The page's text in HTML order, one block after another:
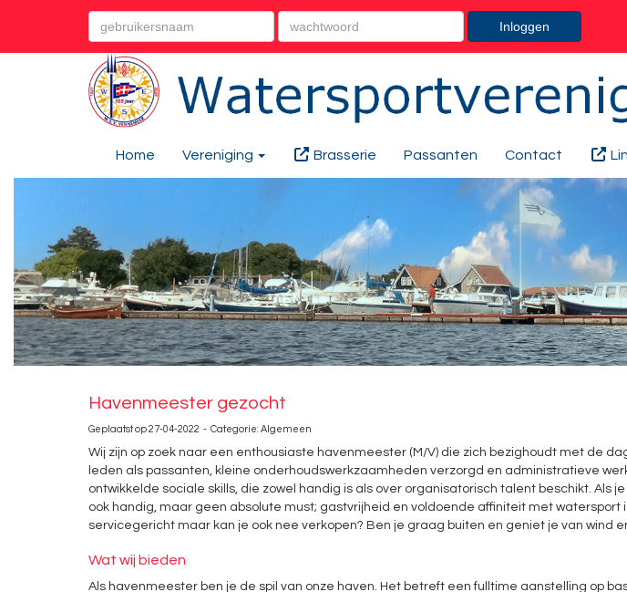
Inloggen
Home Vereniging Brasserie Passanten Contact
Havenmeester gezocht
Geplaatst op 27-04-2022 - Categorie: Algemeen
Wij zijn op zoek naar een enthousiaste havenmeester (M/V) die zich bezighoudt met de
leden als passanten, kleine onderhoudswerkzaamheden verzorgd en administratieve
ontwikkelde sociale skills, die zowel handig is als over organisatorisch talent beschikt. Als
ook handig, maar geen absolute must; gastvrijheid en voldoende affiniteit met
servicegericht maar kan je ook nee verkopen? Ben je graag buiten en geniet je van wind
Wat wij bieden
Als havenmeester ben je de spil van onze haven. Het betreft een fulltime aanstelling op